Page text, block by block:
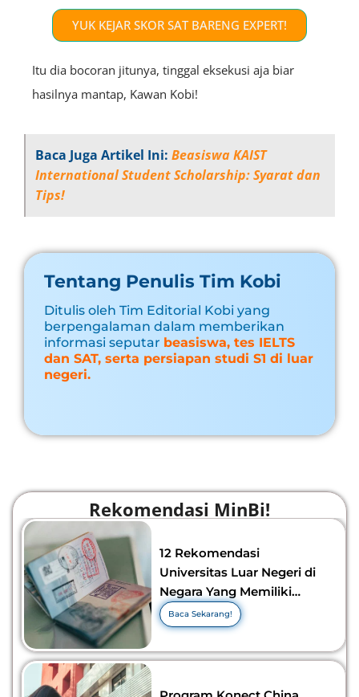
YUK KEJAR SKOR SAT BARENG EXPERT!
Itu dia bocoran jitunya, tinggal eksekusi aja biar
hasilnya mantap, Kawan Kobi!
Baca Juga Artikel Ini: Beasiswa KAIST
International Student Scholarship: Syarat dan
Tips!
Tentang Penulis Tim Kobi
Ditulis oleh Tim Editorial Kobi yang
berpengalaman dalam memberikan
informasi seputar beasiswa, tes IELTS
dan SAT, serta persiapan studi S1 di luar
negeri.
Rekomendasi MinBi!
12 Rekomendasi
Universitas Luar Negeri di
Negara Yang Memiliki
Visa Murah di 2026-2027!
Baca Sekarang!